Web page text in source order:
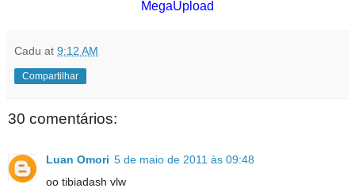
MegaUpload
Cadu at 9:12 AM
Compartilhar
30 comentários:
Luan Omori 5 de maio de 2011 às 09:48
oo tibiadash vlw